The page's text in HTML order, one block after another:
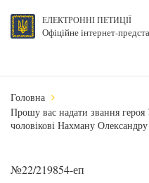
ЕЛЕКТРОННІ ПЕТИЦІЇ
Офіційне інтернет-
Головна
Прошу вас надати звання
чоловікові Нахману
№22/219854-еп